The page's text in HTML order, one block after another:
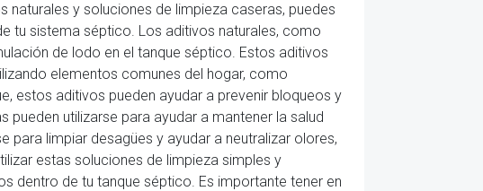
naturales y soluciones de limpieza caseras, puedes
tu sistema séptico. Los aditivos naturales, como
de lodo en el tanque séptico. Estos aditivos
elementos comunes del hogar, como
estos aditivos pueden ayudar a prevenir bloqueos y
utilizarse para ayudar a mantener la salud
limpiar desagües y ayudar a neutralizar olores,
estas soluciones de limpieza simples y
dentro de tu tanque séptico. Es importante tener en